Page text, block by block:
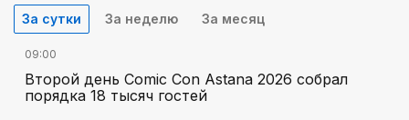
За сутки За неделю За месяц
09:00
Второй день Comic Con Astana 2026 собрал
порядка 18 тысяч гостей